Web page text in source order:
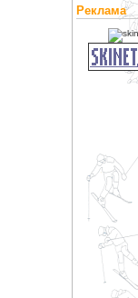
Реклама
универсальные (5)